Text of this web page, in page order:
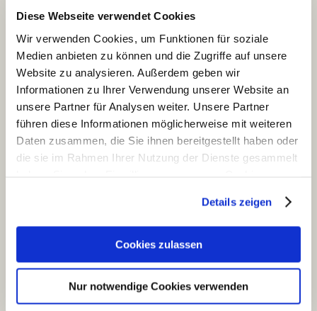
Diese Webseite verwendet Cookies
Wir verwenden Cookies, um Funktionen für soziale
Medien anbieten zu können und die Zugriffe auf unsere
Website zu analysieren. Außerdem geben wir
Informationen zu Ihrer Verwendung unserer Website an
unsere Partner für Analysen weiter. Unsere Partner
führen diese Informationen möglicherweise mit weiteren
Daten zusammen, die Sie ihnen bereitgestellt haben oder
die sie im Rahmen Ihrer Nutzung der Dienste gesammelt
Erfahren Sie in unsererDatenschutzerklärungmehr
darüber, wer wir sind, wie Sie uns kontaktieren können
und wie wir personenbezogene Daten verarbeiten.
Sie können Ihre Einwilligung jederzeit von derCookie-
Details zeigen
Cookies zulassen
Nur notwendige Cookies verwenden
Risikobewertung (BfR)
Information am Point-of-Sale
Die COSMILE-App liefert Antworten auf Ihre
Fragen beim Kauf von Kosmetikprodukten:
Welche Inhaltsstoffe sind im Produkt?
Was bedeuten die teilweise komplizierten
enthalten? Welche Funktionen haben sie?
Sind Inhaltsstoffe im Produkt, die ich meiden
muss (z. B. als Allergiker)?
Hat sich die Zusammensetzung „meiner“
Produkte geändert?
Was bedeuten die Siegel auf dem Produkt?